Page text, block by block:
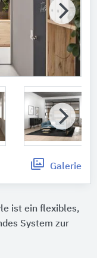
Galerie
ist ein flexibles,
System zur